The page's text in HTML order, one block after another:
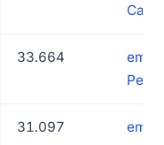
33.664
31.097